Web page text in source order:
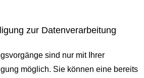
zur Datenverarbeitung
sind nur mit Ihrer
möglich. Sie können eine bereits